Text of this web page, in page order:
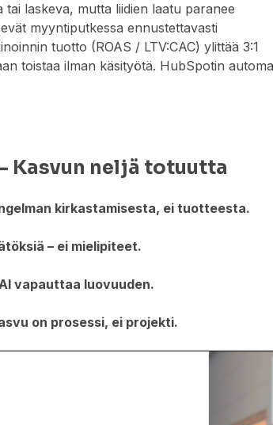
tai laskeva, mutta liidien laatu paranee
myyntiputkessa ennustettavasti
tuotto (ROAS / LTV:CAC) ylittää 3:1
toistaa ilman käsityötä. HubSpotin
Kasvun neljä totuutta
kirkastamisesta, ei tuotteesta.
– ei mielipiteet.
vapauttaa luovuuden.
on prosessi, ei projekti.